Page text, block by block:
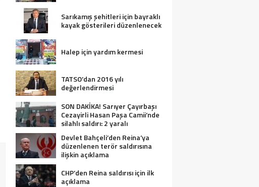
Sarıkamış şehitleri için bayraklı
kayak gösterileri düzenlenecek
Halep için yardım kermesi
TATSO’dan 2016 yılı
değerlendirmesi
SON DAKİKA! Sarıyer Çayırbaşı
Cezayirli Hasan Paşa Camii’nde
silahlı saldırı: 2 yaralı
Devlet Bahçeli’den Reina’ya
düzenlenen terör saldırısına
ilişkin açıklama
CHP’den Reina saldırısı için ilk
açıklama